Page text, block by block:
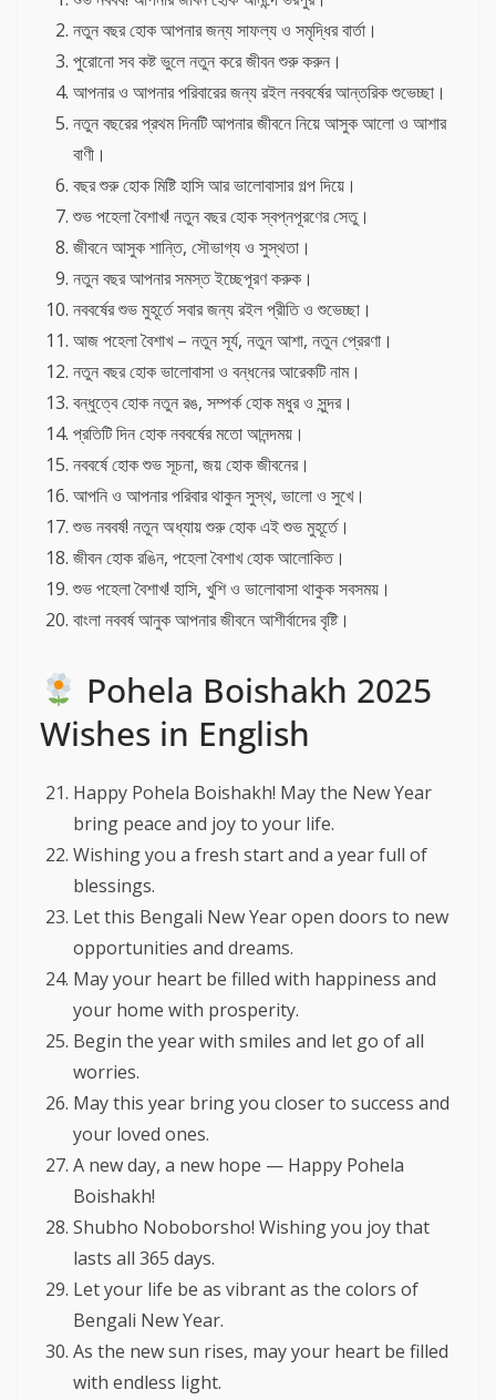
নতুন বছর হোক আপনার জন্য সাফল্য ও সমৃদ্ধির বার্তা।
পুরোনো সব কষ্ট ভুলে নতুন করে জীবন শুরু করুন।
আপনার ও আপনার পরিবারের জন্য রইল নববর্ষের আন্তরিক শুভেচ্ছা।
নতুন বছরের প্রথম দিনটি আপনার জীবনে নিয়ে আসুক আলো ও আশার
বাণী।
বছর শুরু হোক মিষ্টি হাসি আর ভালোবাসার গল্প দিয়ে।
শুভ পহেলা বৈশাখ! নতুন বছর হোক স্বপ্নপূরণের সেতু।
জীবনে আসুক শান্তি, সৌভাগ্য ও সুস্থতা।
নতুন বছর আপনার সমস্ত ইচ্ছেপূরণ করুক।
নববর্ষের শুভ মুহূর্তে সবার জন্য রইল প্রীতি ও শুভেচ্ছা।
আজ পহেলা বৈশাখ – নতুন সূর্য, নতুন আশা, নতুন প্রেরণা।
নতুন বছর হোক ভালোবাসা ও বন্ধনের আরেকটি নাম।
বন্ধুত্বে হোক নতুন রঙ, সম্পর্ক হোক মধুর ও সুন্দর।
প্রতিটি দিন হোক নববর্ষের মতো আনন্দময়।
নববর্ষে হোক শুভ সূচনা, জয় হোক জীবনের।
আপনি ও আপনার পরিবার থাকুন সুস্থ, ভালো ও সুখে।
শুভ নববর্ষ! নতুন অধ্যায় শুরু হোক এই শুভ মুহূর্তে।
জীবন হোক রঙিন, পহেলা বৈশাখ হোক আলোকিত।
শুভ পহেলা বৈশাখ! হাসি, খুশি ও ভালোবাসা থাকুক সবসময়।
বাংলা নববর্ষ আনুক আপনার জীবনে আশীর্বাদের বৃষ্টি।
Pohela Boishakh 2025
Wishes in English
Happy Pohela Boishakh! May the New Year
bring peace and joy to your life.
Wishing you a fresh start and a year full of
blessings.
Let this Bengali New Year open doors to new
opportunities and dreams.
May your heart be filled with happiness and
your home with prosperity.
Begin the year with smiles and let go of all
worries.
May this year bring you closer to success and
your loved ones.
A new day, a new hope — Happy Pohela
Boishakh!
Shubho Noboborsho! Wishing you joy that
lasts all 365 days.
Let your life be as vibrant as the colors of
Bengali New Year.
As the new sun rises, may your heart be filled
with endless light.